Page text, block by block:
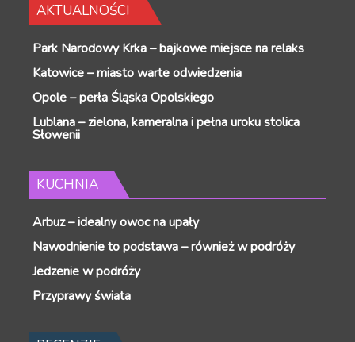
AKTUALNOŚCI
Park Narodowy Krka – bajkowe miejsce na relaks
Katowice – miasto warte odwiedzenia
Opole – perła Śląska Opolskiego
Lublana – zielona, kameralna i pełna uroku stolica
Słowenii
KUCHNIA
Arbuz – idealny owoc na upały
Nawodnienie to podstawa – również w podróży
Jedzenie w podróży
Przyprawy świata